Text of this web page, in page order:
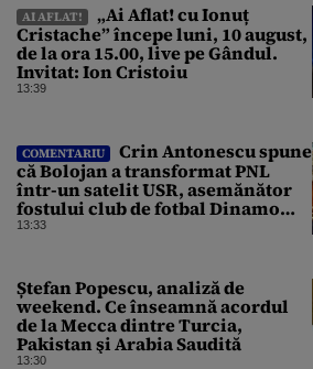
AI AFLAT!
„Ai Aflat! cu Ionuț
Cristache” începe luni, 10 august,
de la ora 15.00, live pe Gândul.
Invitat: Ion Cristoiu
13:39
COMENTARIU
Crin Antonescu spune
că Bolojan a transformat PNL
într-un satelit USR, asemănător
fostului club de fotbal Dinamo
Victoria, care a aparținut Miliției
13:33
Ștefan Popescu, analiză de
weekend. Ce înseamnă acordul
de la Mecca dintre Turcia,
Pakistan şi Arabia Saudită
13:30